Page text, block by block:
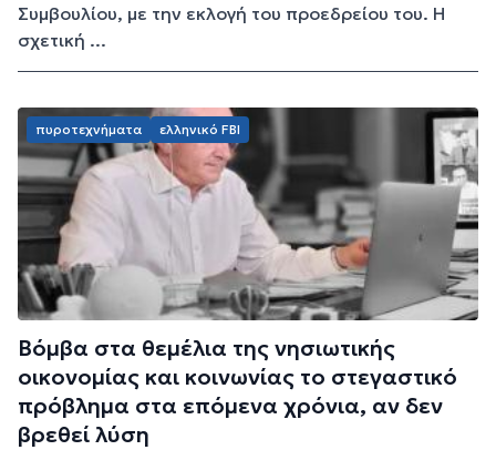
Συμβουλίου, με την εκλογή του προεδρείου του. Η
σχετική ...
πυροτεχνήματα ελληνικό FBI
Βόμβα στα θεμέλια της νησιωτικής
οικονομίας και κοινωνίας το στεγαστικό
πρόβλημα στα επόμενα χρόνια, αν δεν
βρεθεί λύση